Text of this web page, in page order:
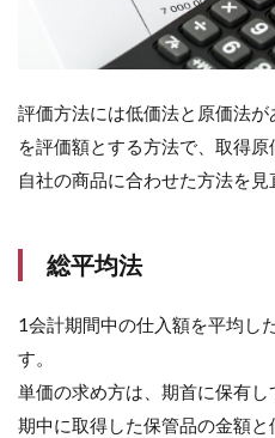
評価方法には低価法と原価法
を評価額とする方法で、取得原
自社の商品に合わせた方法を見
総平均法
1会計期間中の仕入額を平均し
す。
単価の求め方は、期首に保有
期中に取得した保管品の金額